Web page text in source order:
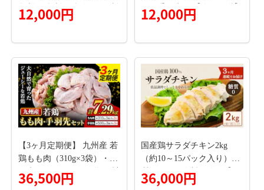
鳥刺し 鶏刺し 鶏肉 とり 刺
身 小分け 真空パック 冷凍
12,000円
モ・手羽先） 【肉の三栄】
ありた鶏 むね むね肉 ムネ
12,000円
【3ヶ月定期便】 九州産 若
鶏もも肉（310g×3袋）・手
羽先セット（500g×3袋） 計
2.43kg 鶏肉 肉 鶏 手羽 唐揚
36,500円
国産鶏サラダチキン2kg
（約10～15パック入り）糖
質ゼロ・保存料不使用【3
ヶ月連続お届け】【定期便
36,000円